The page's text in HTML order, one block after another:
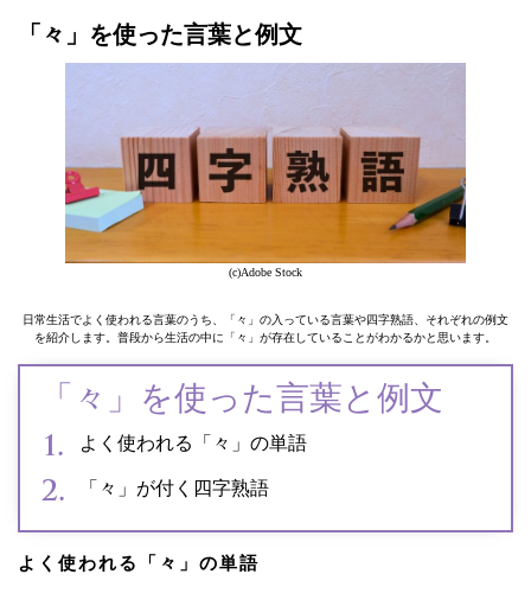
「々」を使った言葉と例文
(c)Adobe Stock
日常生活でよく使われる言葉のうち、「々」の入っている言葉や四字熟語、それぞれの例文
を紹介します。普段から生活の中に「々」が存在していることがわかるかと思います。
「々」を使った言葉と例文
よく使われる「々」の単語
「々」が付く四字熟語
よく使われる「々」の単語